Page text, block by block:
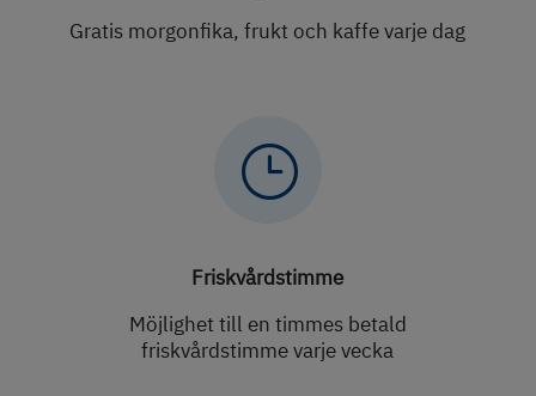
Gratis morgonfika, frukt och kaffe varje dag
}
Friskvårdstimme
Möjlighet till en timmes betald
friskvårdstimme varje vecka